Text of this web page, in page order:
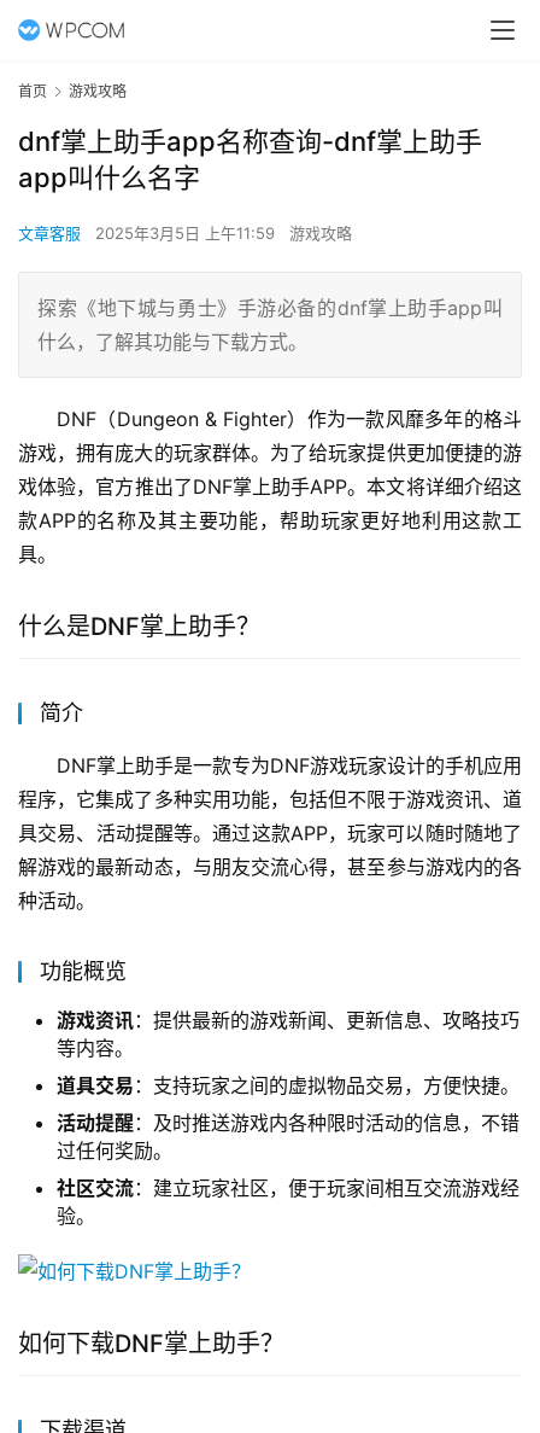
首页 游戏攻略
dnf掌上助手app名称查询-dnf掌上助手
app叫什么名字
文章客服 2025年3月5日 上午11:59 游戏攻略
探索《地下城与勇士》手游必备的dnf掌上助手app叫
什么，了解其功能与下载方式。
DNF（Dungeon & Fighter）作为一款风靡多年的格斗
游戏，拥有庞大的玩家群体。为了给玩家提供更加便捷的游
戏体验，官方推出了DNF掌上助手APP。本文将详细介绍这
款APP的名称及其主要功能，帮助玩家更好地利用这款工
具。
什么是DNF掌上助手？
简介
DNF掌上助手是一款专为DNF游戏玩家设计的手机应用
程序，它集成了多种实用功能，包括但不限于游戏资讯、道
具交易、活动提醒等。通过这款APP，玩家可以随时随地了
解游戏的最新动态，与朋友交流心得，甚至参与游戏内的各
种活动。
功能概览
游戏资讯：提供最新的游戏新闻、更新信息、攻略技巧
等内容。
道具交易 ：支持玩家之间的虚拟物品交易，方便快捷。
活动提醒：及时推送游戏内各种限时活动的信息，不错
过任何奖励。
社区交流：建立玩家社区，便于玩家间相互交流游戏经
验。
如何下载DNF掌上助手？